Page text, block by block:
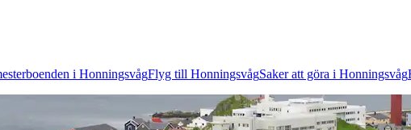
i HonningsvågFlyg till HonningsvågSaker att göra i Honningsvåg